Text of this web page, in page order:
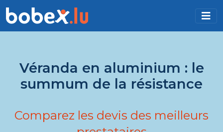
Véranda en aluminium : le
summum de la résistance
Comparez les devis des meilleurs